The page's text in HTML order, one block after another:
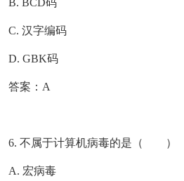
B. BCD码
C. 汉字编码
D. GBK码
答案：A
6. 不属于计算机病毒的是（ ）
A. 宏病毒